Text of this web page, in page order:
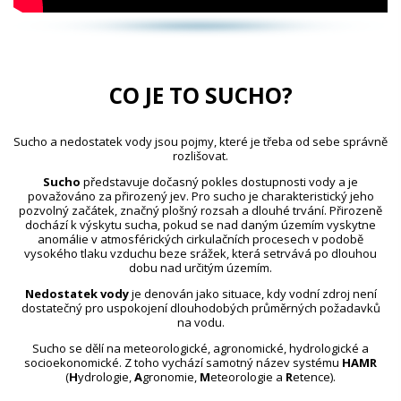
CO JE TO SUCHO?
Sucho a nedostatek vody jsou pojmy, které je třeba od sebe správně
rozlišovat.
Sucho představuje dočasný pokles dostupnosti vody a je
považováno za přirozený jev. Pro sucho je charakteristický jeho
pozvolný začátek, značný plošný rozsah a dlouhé trvání. Přirozeně
dochází k výskytu sucha, pokud se nad daným územím vyskytne
anomálie v atmosférických cirkulačních procesech v podobě
vysokého tlaku vzduchu beze srážek, která setrvává po dlouhou
dobu nad určitým územím.
Nedostatek vodyje definován jako situace, kdy vodní zdroj není
dostatečný pro uspokojení dlouhodobých průměrných požadavků
na vodu.
Sucho se dělí na meteorologické, agronomické, hydrologické a
socioekonomické. Z toho vychází samotný název systému HAMR
(Hydrologie,Agronomie, Meteorologie a Retence).